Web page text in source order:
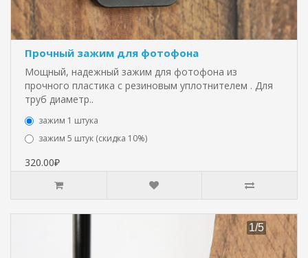
Прочный зажим для фотофона
Мощный, надежный зажим для фотофона из
прочного пластика с резиновым уплотнителем . Для
труб диаметр..
зажим 1 штука
зажим 5 штук (скидка 10%)
320.00₽